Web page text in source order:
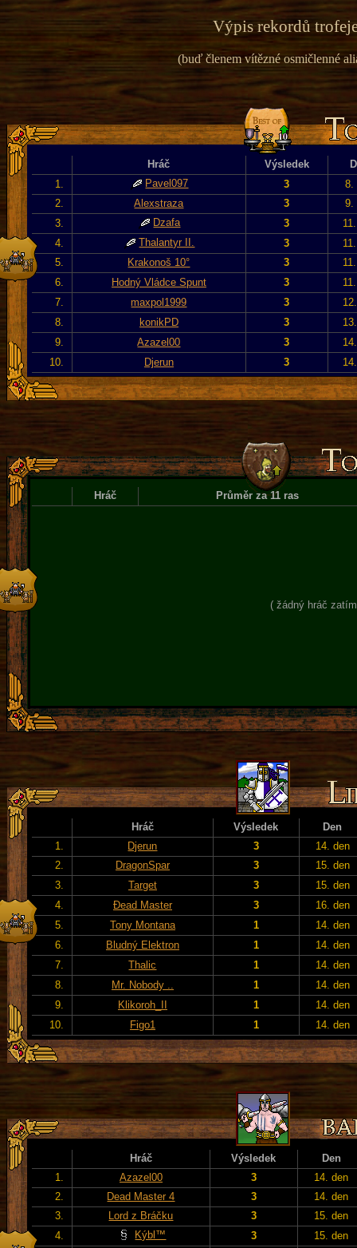
Výpis rekordů
(buď členem vítězné osmičlenné
Hráč Výsledek
1.
Pavel097 3
8.
2.
Alexstraza 3
9.
3.
Dzafa 3
4.
Thalantyr II. 3
5.
Krakonoš 10° 3
6.
Hodný Vládce Spunt 3
7.
maxpol1999 3
8.
konikPD 3
9.
Azazel00 3
10.
Djerun 3
Hráč Průměr za 11 ras
( žádný hráč
Hráč Výsledek
Den
1.
Djerun 3
14. den
2.
DragonSpar 3
15. den
3.
Target 3
15. den
4.
Đead Master 3
16. den
5.
Tony Montana 1
14. den
6.
Bludný Elektron 1
14. den
7.
Thalic 1
14. den
8.
Mr. Nobody .. 1
14. den
9.
Klikoroh_II 1
14. den
10.
Figo1 1 14. den
Hráč Výsledek
Den
1.
Azazel00 3
14. den
2.
Dead Master 4 3
14. den
3.
Lord z Bráčku 3
15. den
4.
Kýbl™ 3
15. den